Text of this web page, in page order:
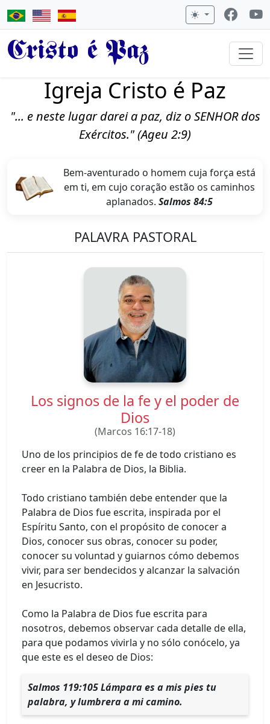
Cristo é Paz
Igreja Cristo é Paz
"... e neste lugar darei a paz, diz o SENHOR dos
Exércitos." (Ageu 2:9)
Bem-aventurado o homem cuja força está
em ti, em cujo coração estão os caminhos
aplanados. Salmos 84:5
PALAVRA PASTORAL
Los signos de la fe y el poder de
Dios
(Marcos 16:17-18)
Uno de los principios de fe de todo cristiano es
creer en la Palabra de Dios, la Biblia.
Todo cristiano también debe entender que la
Palabra de Dios fue escrita, inspirada por el
Espíritu Santo, con el propósito de conocer a
Dios, conocer sus obras, conocer su poder,
conocer su voluntad y guiarnos cómo debemos
vivir, para ser bendecidos y alcanzar la salvación
en Jesucristo.
Como la Palabra de Dios fue escrita para
nosotros, debemos observar cada detalle de ella,
para que podamos vivirla y no sólo conócelo, ya
que este es el deseo de Dios:
Salmos 119:105 Lámpara es a mis pies tu
palabra, y lumbrera a mi camino.